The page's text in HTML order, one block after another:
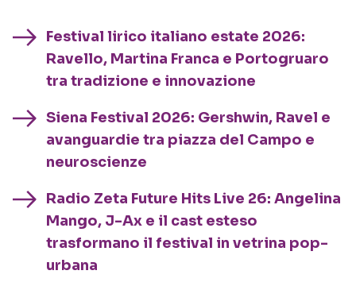
Festival lirico italiano estate 2026:
Ravello, Martina Franca e Portogruaro
tra tradizione e innovazione
Siena Festival 2026: Gershwin, Ravel e
avanguardie tra piazza del Campo e
neuroscienze
Radio Zeta Future Hits Live 26: Angelina
Mango, J-Ax e il cast esteso
trasformano il festival in vetrina pop-
urbana